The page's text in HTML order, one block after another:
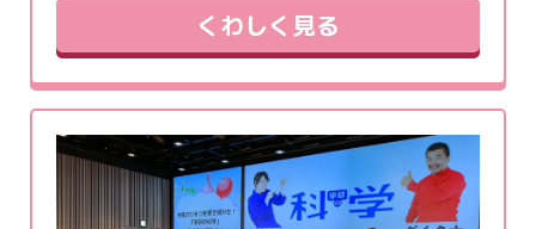
くわしく見る